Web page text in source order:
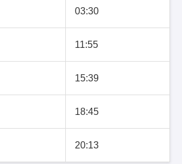
03:30
11:55
15:39
18:45
20:13